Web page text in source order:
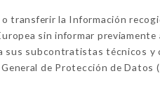
transferir la Información
sin informar
sus subcontratistas técnicos y
de Protección de Datos